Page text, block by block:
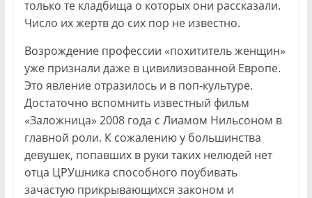
только те кладбища о которых они рассказали.
Число их жертв до сих пор не известно.
Возрождение профессии «похититель женщин»
уже признали даже в цивилизованной Европе.
Это явление отразилось и в поп-культуре.
Достаточно вспомнить известный фильм
«Заложница» 2008 года с Лиамом Нильсоном в
главной роли. К сожалению у большинства
девушек, попавших в руки таких нелюдей нет
отца ЦРУшника способного поубивать
зачастую прикрывающихся законом и